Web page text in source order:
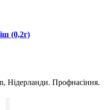
(0,2г)
Нідерланди. Профнасіння.